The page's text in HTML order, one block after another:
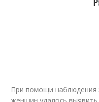
При помощи наблюдения